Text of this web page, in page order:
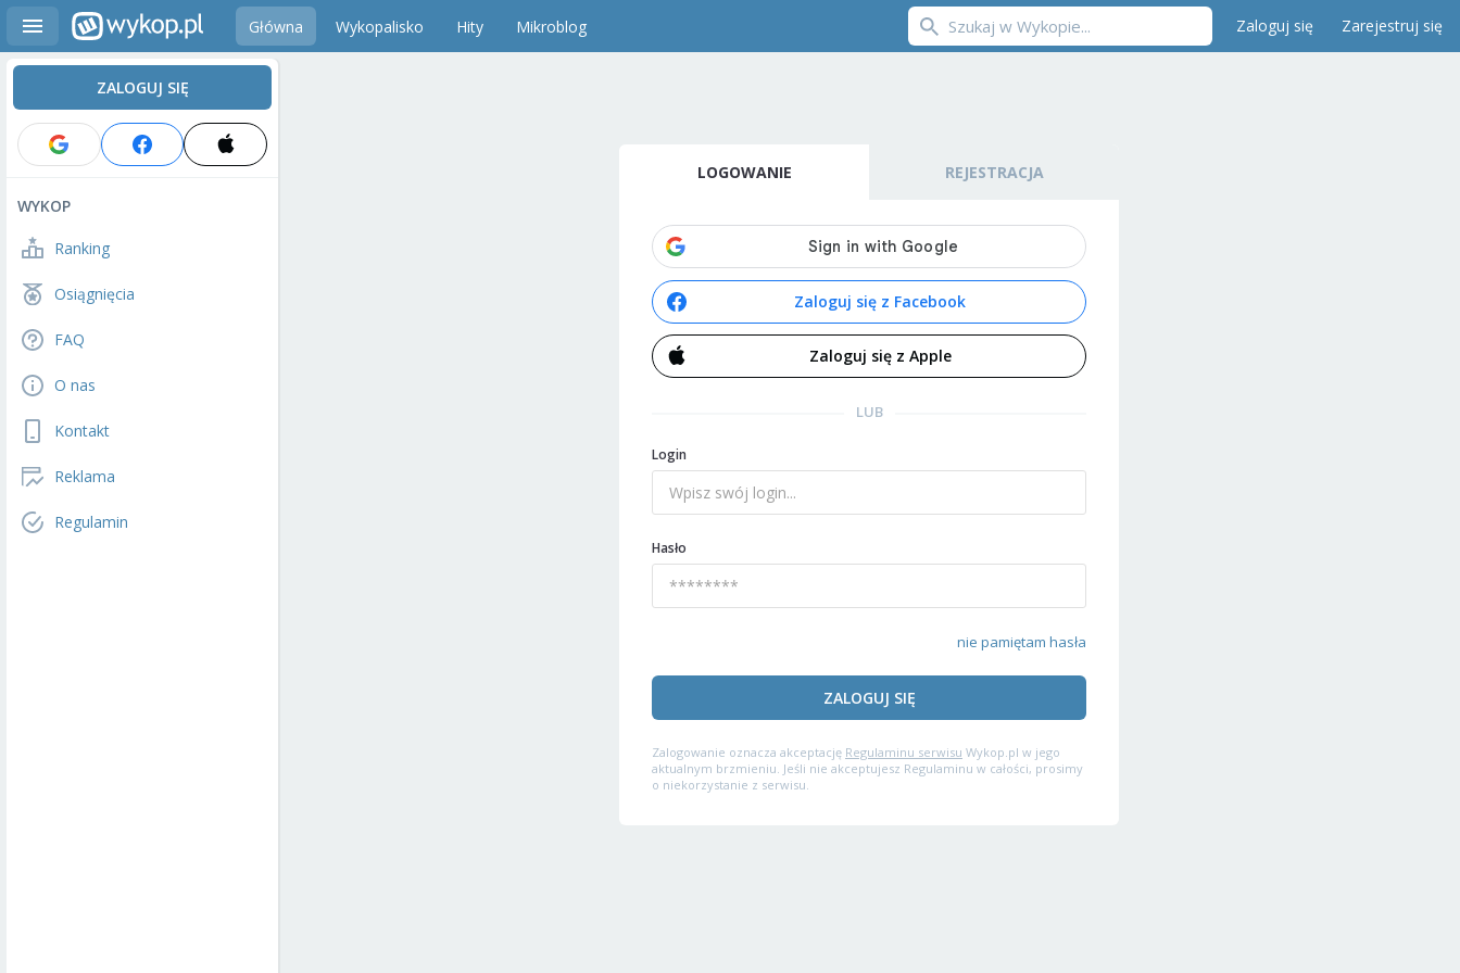
Główna Wykopalisko Hity Mikroblog Zaloguj się Zarejestruj się
ZALOGUJ SIĘ
WYKOP
Ranking
Osiągnięcia
FAQ
O nas
Kontakt
Reklama
Regulamin
LOGOWANIE REJESTRACJA
Zaloguj się z Facebook
Zaloguj się z Apple
LUB
Login
Hasło
nie pamiętam hasła
ZALOGUJ SIĘ
Zalogowanie oznacza akceptację Regulaminu serwisu Wykop.pl w jego
aktualnym brzmieniu. Jeśli nie akceptujesz Regulaminu w całości, prosimy
o niekorzystanie z serwisu.